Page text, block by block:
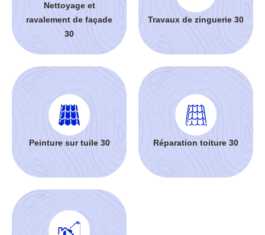
Nettoyage et
ravalement de façade
30
Travaux de zinguerie 30
Peinture sur tuile 30 Réparation toiture 30